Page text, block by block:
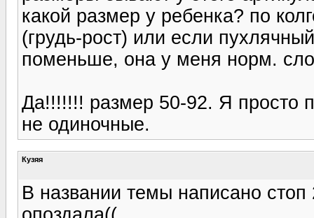
какой размер у ребенка? по
(грудь-рост) или если
поменьше, она у меня норм.
Да!!!!!!! размер 50-92. Я просто
не одиночные.
Кузяя
В названии темы написано